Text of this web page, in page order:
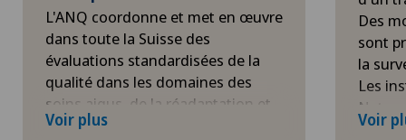
L'ANQ coordonne et met en œuvre
dans toute la Suisse des
évaluations standardisées de la
qualité dans les domaines des
soins aigus, de la réadaptation et
de la psychiatrie. Les résultats des
Voir plus
Des
sont
la
Les
Voir